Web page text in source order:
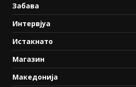
Забава
Интервјуа
Истакнато
Магазин
Македонија